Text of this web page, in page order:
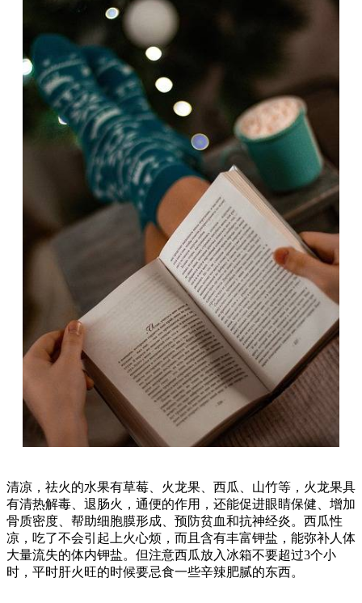
清凉，祛火的水果有草莓、火龙果、西瓜、山竹等，火龙果具
有清热解毒、退肠火，通便的作用，还能促进眼睛保健、增加
骨质密度、帮助细胞膜形成、预防贫血和抗神经炎。西瓜性
凉，吃了不会引起上火心烦，而且含有丰富钾盐，能弥补人体
大量流失的体内钾盐。但注意西瓜放入冰箱不要超过3个小
时，平时肝火旺的时候要忌食一些辛辣肥腻的东西。